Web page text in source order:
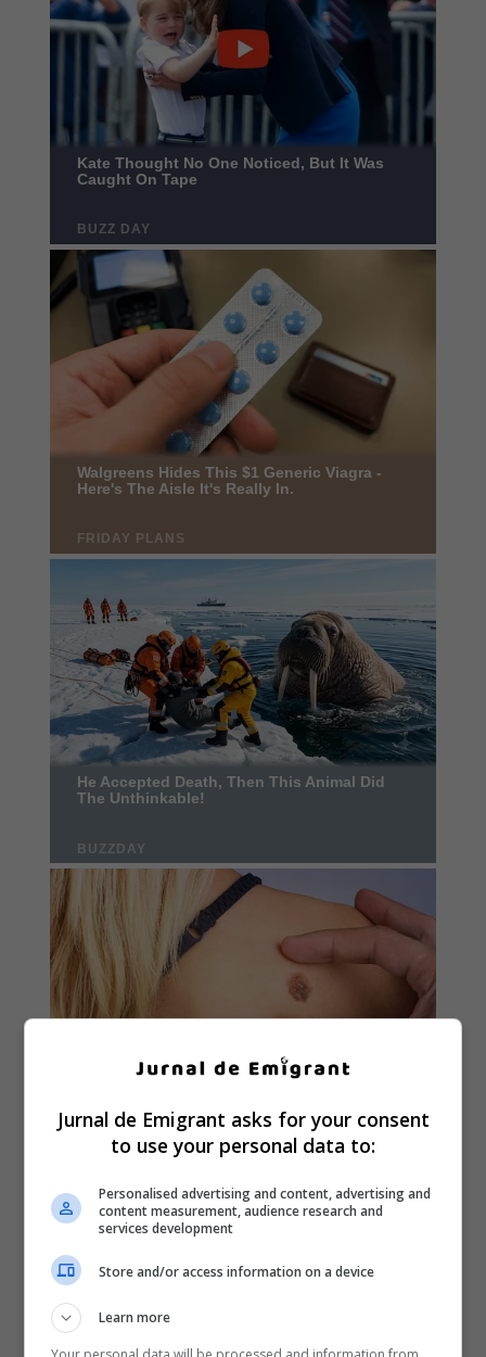
Jurnal de Emigrant asks for your consent
to use your personal data to:
Personalised advertising and content, advertising and
content measurement, audience research and
services development
Store and/or access information on a device
Learn more